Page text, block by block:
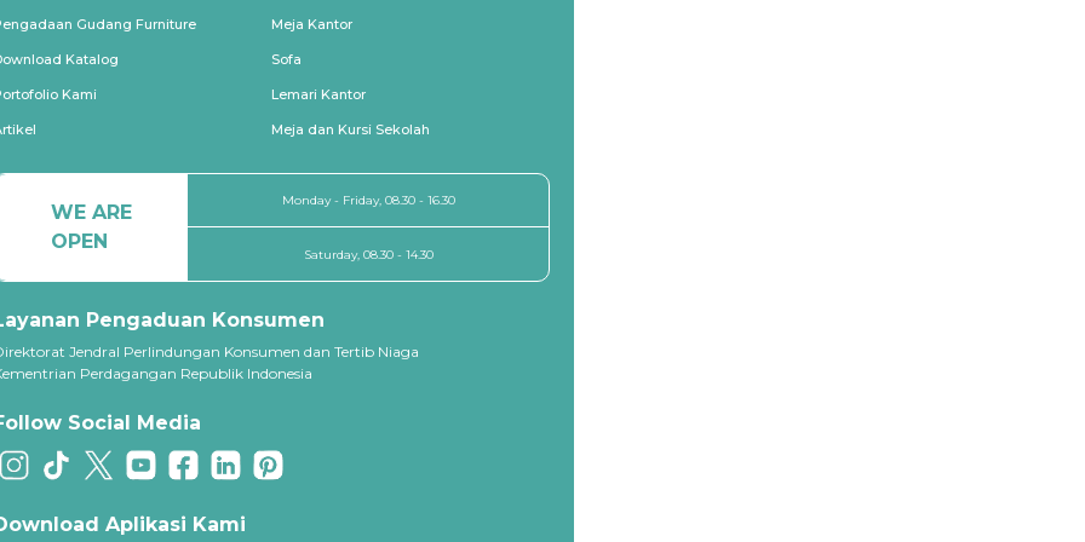
Gudang Furniture
Katalog
Kami
Meja Kantor
Sofa
Lemari Kantor
Meja dan Kursi Sekolah
WE ARE
OPEN
Monday - Friday, 08.30 - 16.30
Saturday, 08.30 - 14.30
Pengaduan Konsumen
Jendral Perlindungan Konsumen dan Tertib Niaga
Perdagangan Republik Indonesia
Social Media
Aplikasi Kami